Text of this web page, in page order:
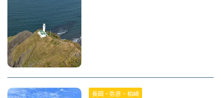
長岡・弥彦・柏崎